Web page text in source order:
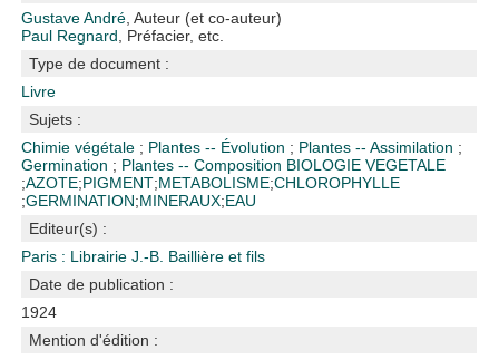
Gustave André , Auteur (et co-auteur)
Paul Regnard , Préfacier, etc.
Type de document :
Livre
Sujets :
Chimie végétale ; Plantes -- Évolution ; Plantes -- Assimilation ;
Germination ; Plantes -- Composition BIOLOGIE VEGETALE
;AZOTE;PIGMENT;METABOLISME;CHLOROPHYLLE
;GERMINATION;MINERAUX;EAU
Editeur(s) :
Paris : Librairie J.-B. Baillière et fils
Date de publication :
1924
Mention d'édition :